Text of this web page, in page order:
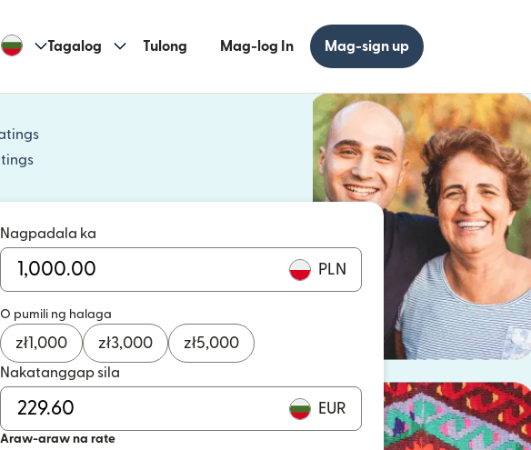
Tagalog Tulong Mag-log In Mag-sign up
(bubukas sa bagong window)
(bubukas sa bagong window)
Nagpadala ka
PLN
O pumili ng halaga
zł1,000 zł3,000 zł5,000
Nakatanggap sila
EUR
Araw-araw na rate